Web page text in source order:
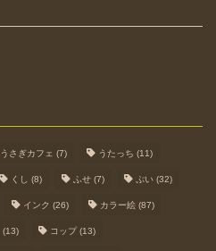
うさぎカフェ (7) うたっち (11)
くし (8) ふせ (7) ぷい (32)
インク (26) カラー絵 (87)
(13) コップ(13)